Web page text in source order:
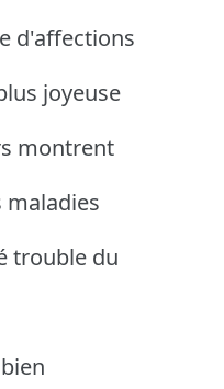
d'affections
joyeuse
montrent
maladies
trouble du